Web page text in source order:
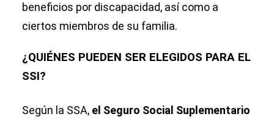
beneficios por discapacidad, así como a
ciertos miembros de su familia.
¿QUIÉNES PUEDEN SER ELEGIDOS PARA EL
SSI?
Según la SSA, el Seguro Social Suplementario